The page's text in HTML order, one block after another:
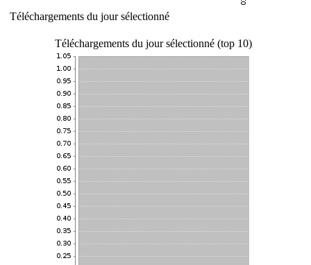
Téléchargements du jour sélectionné
Téléchargements du jour sélectionné (top 10)